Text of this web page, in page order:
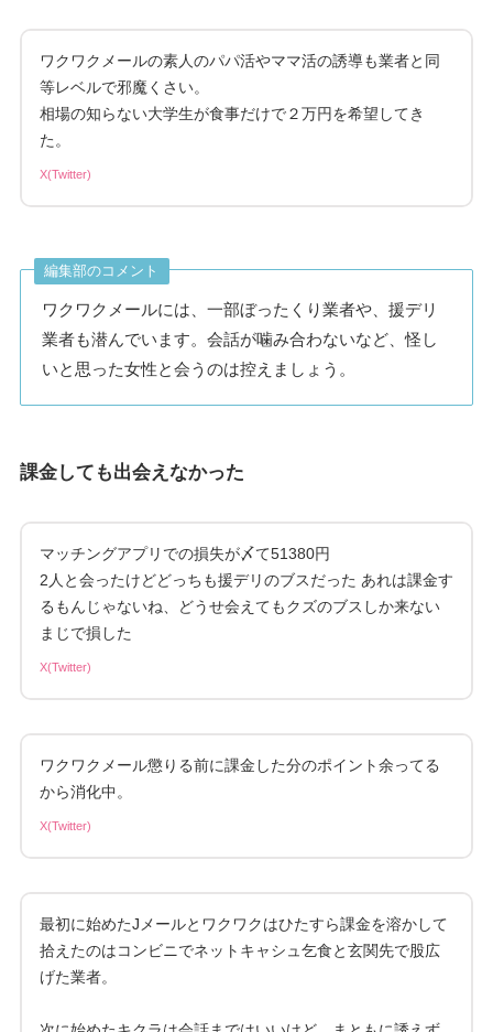
ワクワクメールの素人のパパ活やママ活の誘導も業者と同
等レベルで邪魔くさい。
相場の知らない大学生が食事だけで２万円を希望してき
た。
X(Twitter)
編集部のコメント
ワクワクメールには、一部ぼったくり業者や、援デリ
業者も潜んでいます。会話が噛み合わないなど、怪し
いと思った女性と会うのは控えましょう。
課金しても出会えなかった
マッチングアプリでの損失が〆て51380円
2人と会ったけどどっちも援デリのブスだった あれは課金す
るもんじゃないね、どうせ会えてもクズのブスしか来ない
まじで損した
X(Twitter)
ワクワクメール懲りる前に課金した分のポイント余ってる
から消化中。
X(Twitter)
最初に始めたJメールとワクワクはひたすら課金を溶かして
拾えたのはコンビニでネットキャシュ乞食と玄関先で股広
げた業者。